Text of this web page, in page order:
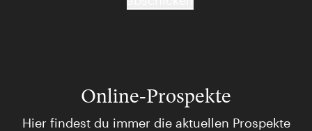
Online-Prospekte
Hier findest du immer die aktuellen Prospekte